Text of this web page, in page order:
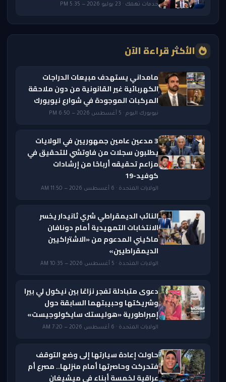
خدمات تهمك · 23 يوليو 2026 — 5:35 PM
الأكثر قراءة الآن
مامداني يستهدف مبيعات الدراجات
الكهربائية غير القانونية من دون ملاحقة
المركبات الموجودة في شوارع نيويورك
نيويورك اليوم · 5 أغسطس 2026 — 6:50 PM
3 مدعين عامين جمهوريين في الولايات
يطلبون سجلات من فاوتشي للتحقيق في
مزاعم تحقيقه أرباحًا من إرشادات
كوفيد-19
الولايات المتحدة · 6 أغسطس 2026 — 11:50 AM
النائب الديمقراطي شري ثانيدار يخسر
الانتخابات التمهيدية أمام دونافان
ماكيني المدعوم من «الاشتراكيين
الديمقراطيين»
الولايات المتحدة · 5 أغسطس 2026 — 10:35 AM
دعوى متبادلة تفجر نزاعًا بين نيكول لي بيرا
وشريكتها وحبيبتهما السابقة حول
إمبراطورية «هوليستك سايكولوجيست»
الولايات المتحدة · 6 أغسطس 2026 — 7:20 AM
حاولت إعادة سيارتها إلى وضع التوقف
فتحركت وحاصرتها أمام منزلها.. مصرع أم
عراقية لخمسة أبناء في ميشيغان